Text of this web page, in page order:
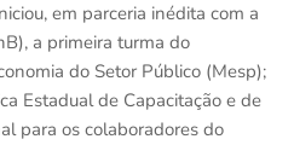
em parceria inédita com a
a primeira turma do
do Setor Público (Mesp);
Estadual de Capacitação e de
para os colaboradores do